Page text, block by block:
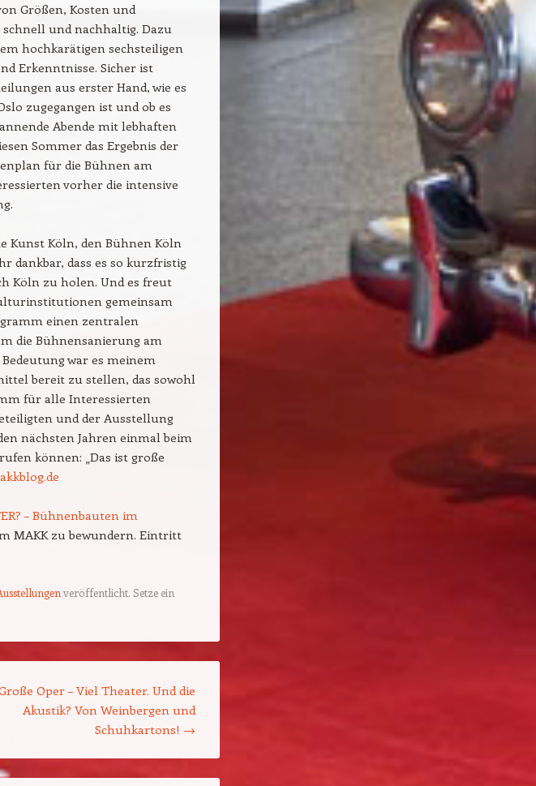
Größen, Kosten und
und nachhaltig. Dazu
hochkarätigen sechsteiligen
Erkenntnisse. Sicher ist
aus erster Hand, wie es
zugegangen ist und ob es
Abende mit lebhaften
Sommer das Ergebnis der
für die Bühnen am
vorher die intensive
Kunst Köln, den Bühnen Köln
dankbar, dass es so kurzfristig
Köln zu holen. Und es freut
gemeinsam
einen zentralen
die Bühnensanierung am
war es meinem
bereit zu stellen, das sowohl
für alle Interessierten
und der Ausstellung
nächsten Jahren einmal beim
können: „Das ist große
– Bühnenbauten im
MAKK zu bewundern. Eintritt
veröffentlicht. Setze ein
Oper – Viel Theater. Und die
Akustik? Von Weinbergen und
Schuhkartons! →